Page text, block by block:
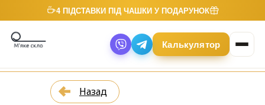
4 ПІДСТАВКИ ПІД ЧАШКИ У ПОДАРУНОК
Калькулятор
Назад